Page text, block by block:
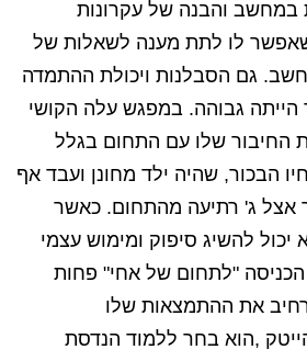
במחשב והבנה של עקרונות
לו לתת מענה לשאלות של
גם הסבלנות ויכולת ההתמדה
גבוהה. במפגש עלה הקושי
החיבור שלו עם התחום בגלל
הבכור, שהיה ילד מחונן ועבד אף
אצל ג' רתיעה מהתחום. כאשר
להשיג סיפוק ומימוש עצמי
"לתחום של אחי" פחות
את ההתמצאות שלו
,הוא בחר ללמוד הנדסת